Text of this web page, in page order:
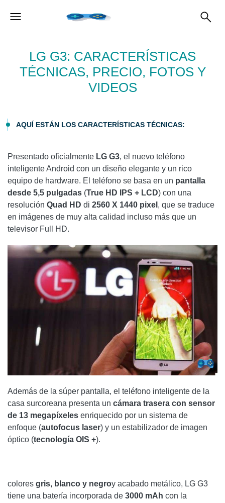
LG G3: CARACTERÍSTICAS
TÉCNICAS, PRECIO, FOTOS Y
VIDEOS
AQUÍ ESTÁN LOS CARACTERÍSTICAS TÉCNICAS:
Presentado oficialmente LG G3, el nuevo teléfono
inteligente Android con un diseño elegante y un rico
equipo de hardware. El teléfono se basa en un pantalla
desde 5,5 pulgadas (True HD IPS + LCD) con una
resolución Quad HD di 2560 X 1440 pixel , que se traduce
en imágenes de muy alta calidad incluso más que un
televisor Full HD.
Además de la súper pantalla, el teléfono inteligente de la
casa surcoreana presenta un cámara trasera con sensor
de 13 megapíxeles enriquecido por un sistema de
enfoque (autofocus laser) y un estabilizador de imagen
óptico (tecnología OIS +).
colores gris, blanco y negroy acabado metálico, LG G3
tiene una batería incorporada de 3000 mAh con la